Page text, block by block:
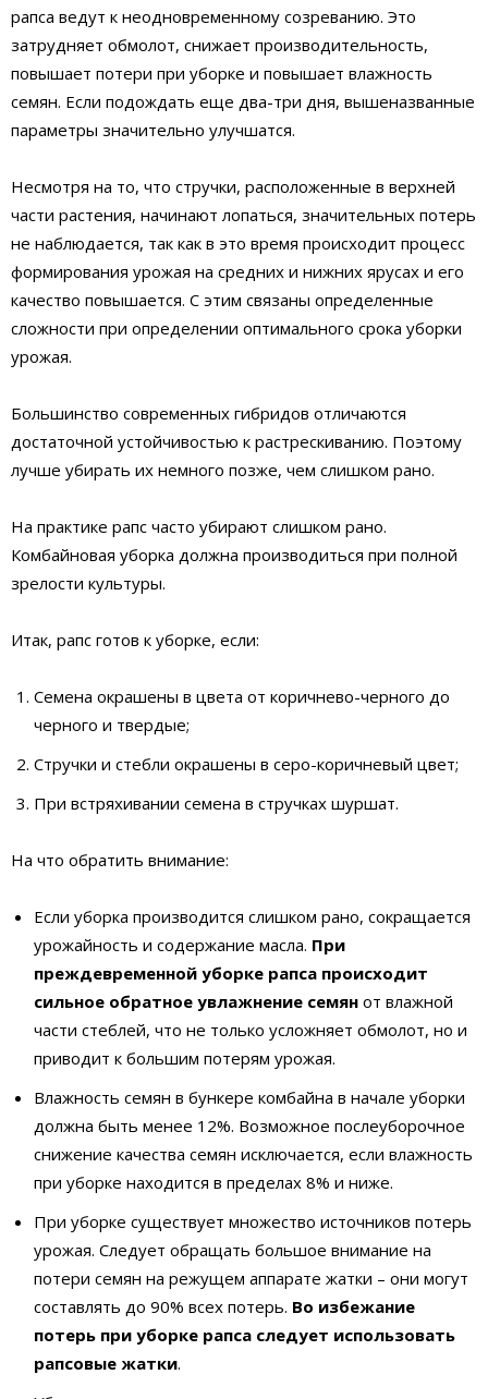
рапса ведут к неодновременному созреванию. Это
затрудняет обмолот, снижает производительность,
повышает потери при уборке и повышает влажность
семян. Если подождать еще два-три дня, вышеназванные
параметры значительно улучшатся.
Несмотря на то, что стручки, расположенные в верхней
части растения, начинают лопаться, значительных потерь
не наблюдается, так как в это время происходит процесс
формирования урожая на средних и нижних ярусах и его
качество повышается. С этим связаны определенные
сложности при определении оптимального срока уборки
урожая.
Большинство современных гибридов отличаются
достаточной устойчивостью к растрескиванию. Поэтому
лучше убирать их немного позже, чем слишком рано.
На практике рапс часто убирают слишком рано.
Комбайновая уборка должна производиться при полной
зрелости культуры.
Итак, рапс готов к уборке, если:
Семена окрашены в цвета от коричнево-черного до
черного и твердые;
Стручки и стебли окрашены в cеро-коричневый цвет;
При встряхивании семена в стручках шуршат.
На что обратить внимание:
Если уборка производится слишком рано, сокращается
урожайность и содержание масла. При
преждевременной уборке рапса происходит
сильное обратное увлажнение семян от влажной
части стеблей, что не только усложняет обмолот, но и
приводит к большим потерям урожая.
Влажность семян в бункере комбайна в начале уборки
должна быть менее 12%. Возможное послеуборочное
снижение качества семян исключается, если влажность
при уборке находится в пределах 8% и ниже.
При уборке существует множество источников потерь
урожая. Следует обращать большое внимание на
потери семян на режущем аппарате жатки – они могут
составлять до 90% всех потерь. Во избежание
потерь при уборке рапса следует использовать
рапсовые жатки.